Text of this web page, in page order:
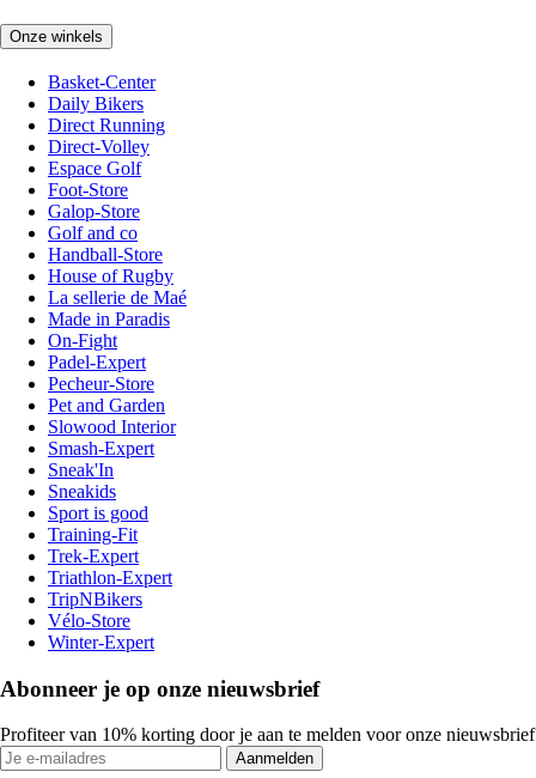
Onze winkels
Basket-Center
Daily Bikers
Direct Running
Direct-Volley
Espace Golf
Foot-Store
Galop-Store
Golf and co
Handball-Store
House of Rugby
La sellerie de Maé
Made in Paradis
On-Fight
Padel-Expert
Pecheur-Store
Pet and Garden
Slowood Interior
Smash-Expert
Sneak'In
Sneakids
Sport is good
Training-Fit
Trek-Expert
Triathlon-Expert
TripNBikers
Vélo-Store
Winter-Expert
Abonneer je op onze nieuwsbrief
Profiteer van 10% korting door je aan te melden voor onze nieuwsbrief
Aanmelden